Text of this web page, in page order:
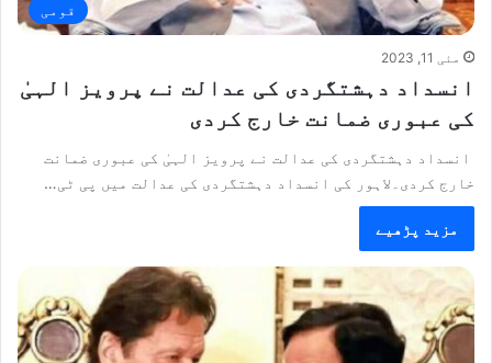
قومی
مئی 11, 2023
انسداد دہشتگردی کی عدالت نے پرویز الہیٰ
کی عبوری ضمانت خارج کردی
انسداد دہشتگردی کی عدالت نے پرویز الہیٰ کی عبوری ضمانت
خارج کردی۔لاہور کی انسداد دہشتگردی کی عدالت میں پی ٹی…
مزید پڑھیے